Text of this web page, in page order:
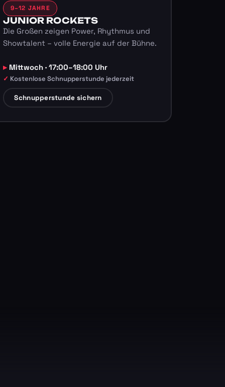
9–12 JAHRE
JUNIOR ROCKETS
Die Großen zeigen Power, Rhythmus und
Showtalent – volle Energie auf der Bühne.
Mittwoch · 17:00–18:00 Uhr
Kostenlose Schnupperstunde jederzeit
Schnupperstunde sichern